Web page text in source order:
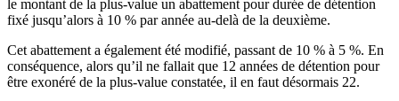
le montant de la plus-value un abattement pour durée de détention
fixé jusqu’alors à 10 % par année au-delà de la deuxième.
Cet abattement a également été modifié, passant de 10 % à 5 %. En
conséquence, alors qu’il ne fallait que 12 années de détention pour
être exonéré de la plus-value constatée, il en faut désormais 22.